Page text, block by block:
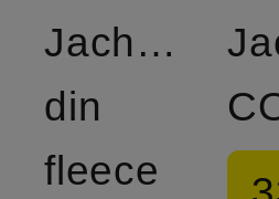
Jacheta
din
fleece